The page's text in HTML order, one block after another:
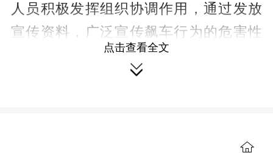
人员积极发挥组织协调作用，通过发放
宣传资料，广泛宣传飙车行为的危害性
和违法性，提高青少年的交通安全意识
点击查看全文
